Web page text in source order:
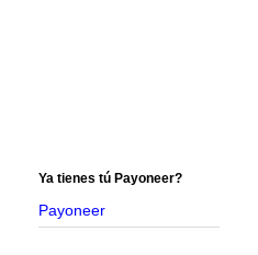
Ya tienes tú Payoneer?
Payoneer